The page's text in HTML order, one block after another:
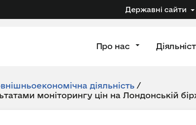
Державні сайти
Про нас
діяльність /
моніторингу цін на Лондонській